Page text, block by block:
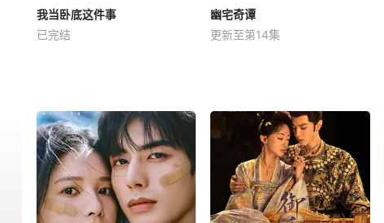
我当卧底这件事
已完结
幽宅奇谭
更新至第14集